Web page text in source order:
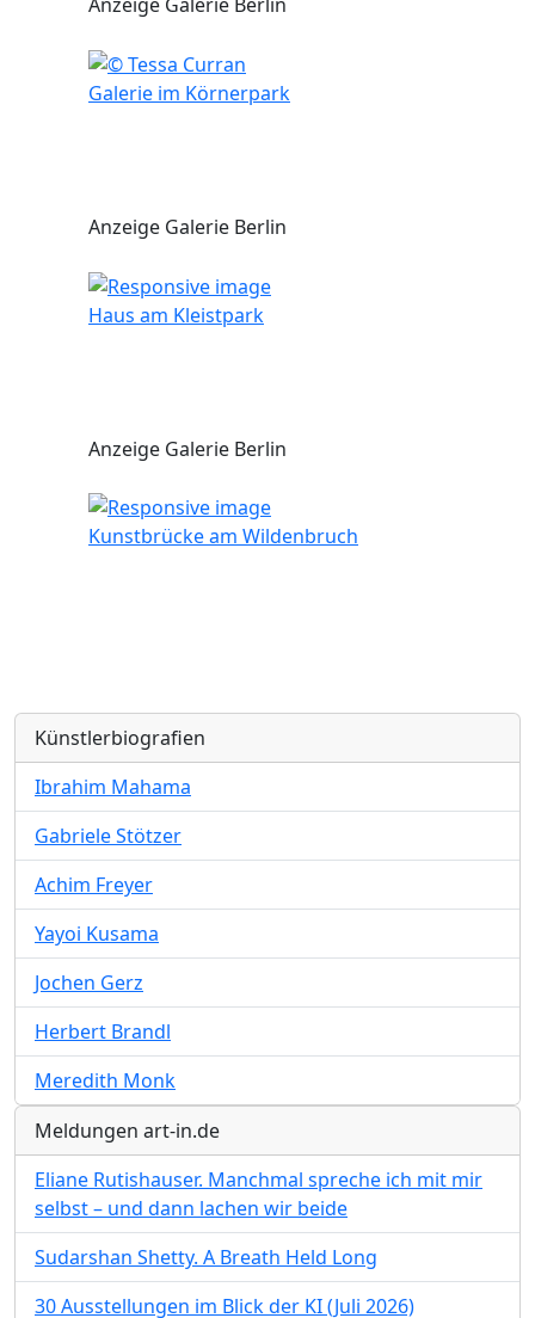
Galerie im Körnerpark
Anzeige Galerie Berlin
Haus am Kleistpark
Anzeige Galerie Berlin
Kunstbrücke am Wildenbruch
Künstlerbiografien
Ibrahim Mahama
Gabriele Stötzer
Achim Freyer
Yayoi Kusama
Jochen Gerz
Herbert Brandl
Meredith Monk
Meldungen art-in.de
Eliane Rutishauser. Manchmal spreche ich mit mir
selbst – und dann lachen wir beide
Sudarshan Shetty. A Breath Held Long
30 Ausstellungen im Blick der KI (Juli 2026)